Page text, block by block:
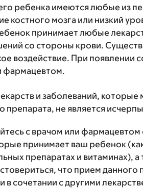
ребенка имеются любые из
костного мозга или низкий
принимает любые
со стороны крови.
воздействие. При
фармацевтом.
и заболеваний, которые
препарата, не является
с врачом или
принимает ваш ребенок
препаратах и витаминах),
что прием данного
в сочетании с другими